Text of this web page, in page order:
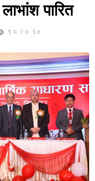
पारित
18:27:37